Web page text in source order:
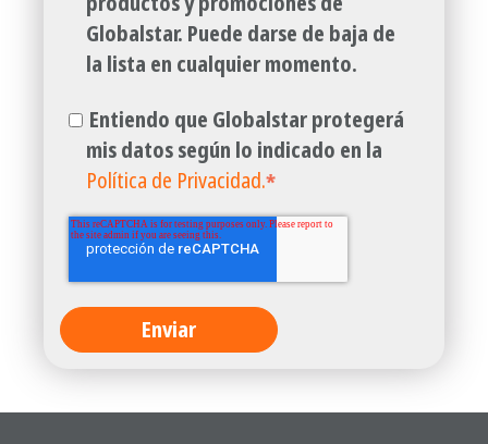
Globalstar. Puede darse de baja de
la lista en cualquier momento.
Entiendo que Globalstar protegerá
mis datos según lo indicado en la
Política de Privacidad.*